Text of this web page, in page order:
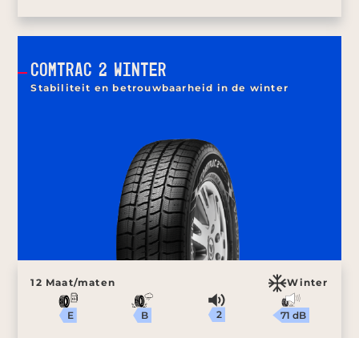
COMTRAC 2 WINTER
Stabiliteit en betrouwbaarheid in de winter
12 Maat/maten Winter
E B 2 71 dB